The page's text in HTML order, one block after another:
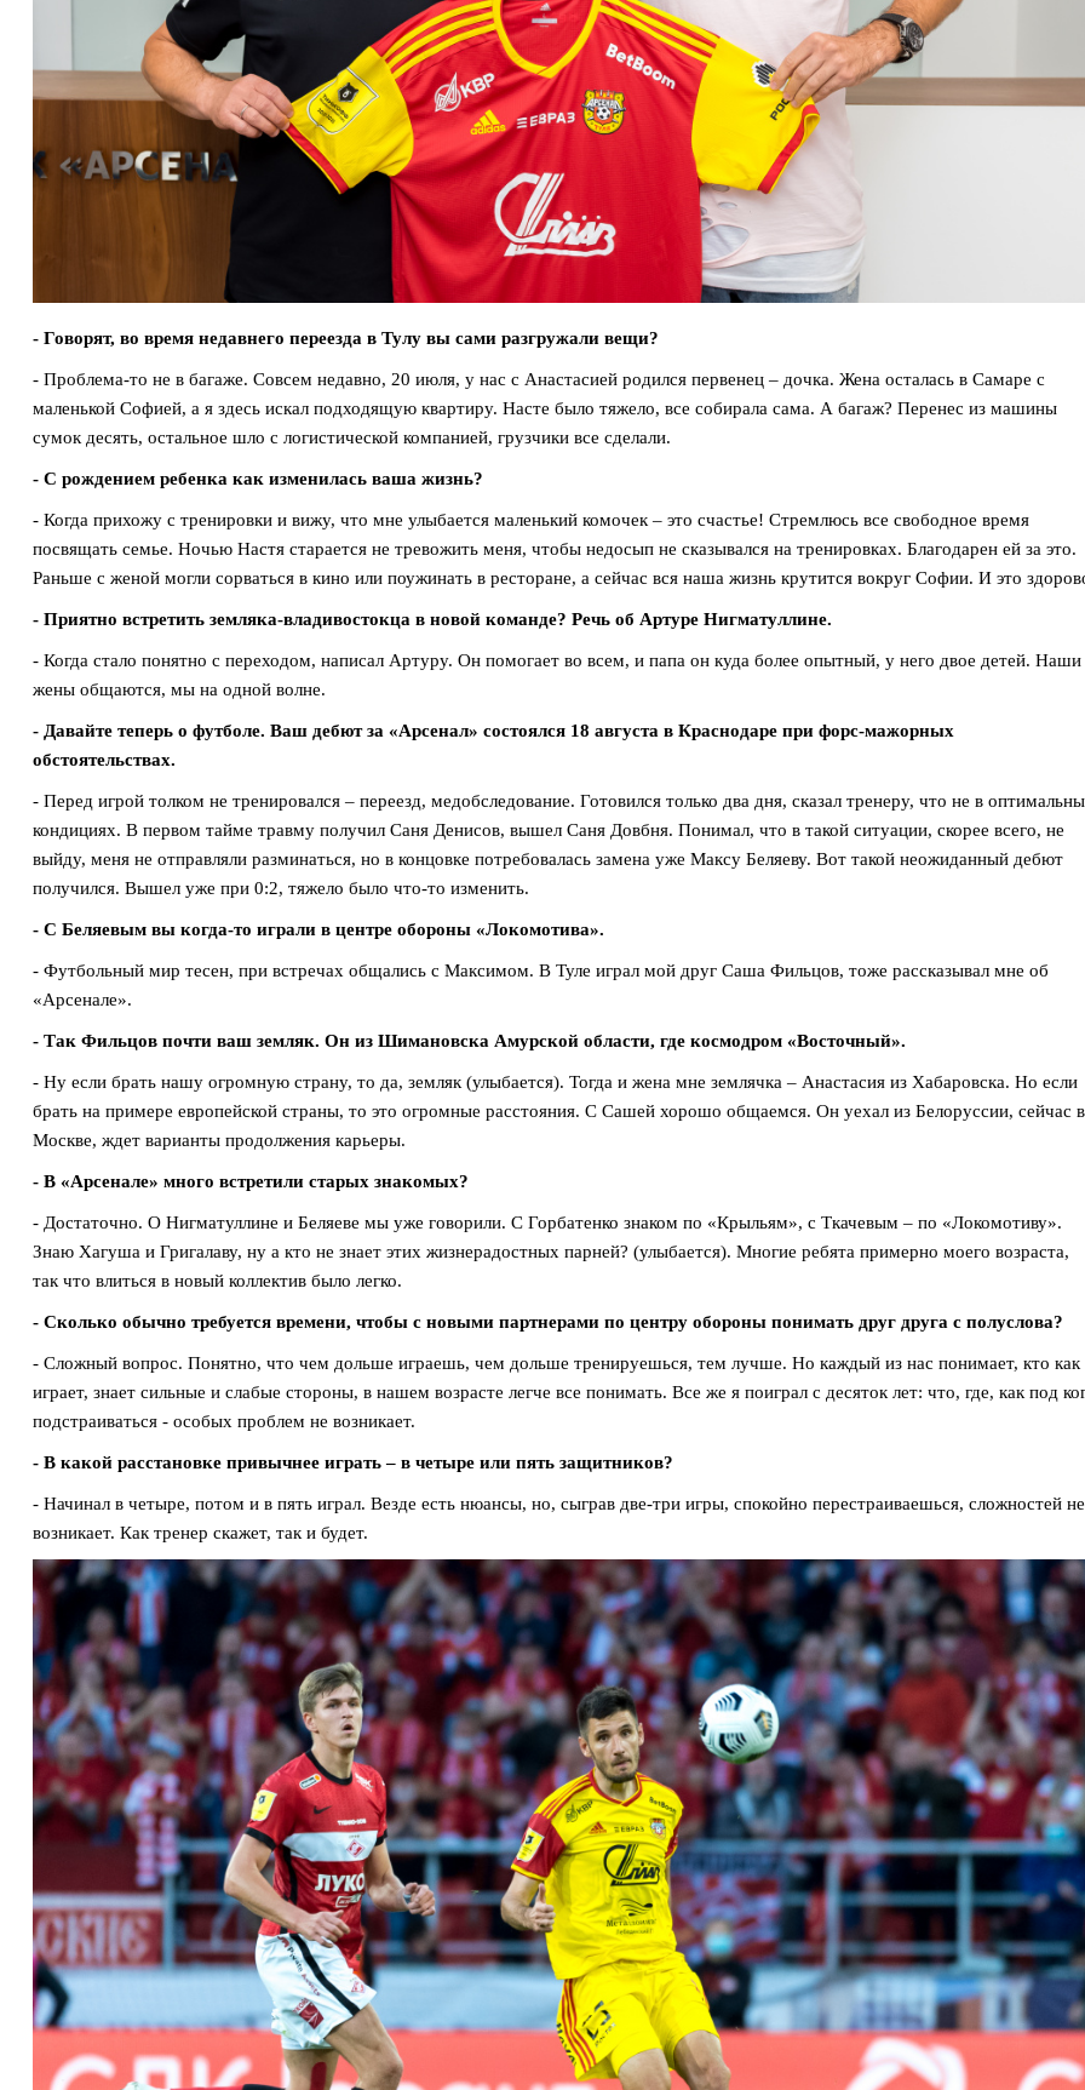
- Говорят, во время недавнего переезда в Тулу вы сами разгружали вещи?
- Проблема-то не в багаже. Совсем недавно, 20 июля, у нас с Анастасией родился первенец – дочка. Жена осталась в Самаре с
маленькой Софией, а я здесь искал подходящую квартиру. Насте было тяжело, все собирала сама. А багаж? Перенес из машины
сумок десять, остальное шло с логистической компанией, грузчики все сделали.
- С рождением ребенка как изменилась ваша жизнь?
- Когда прихожу с тренировки и вижу, что мне улыбается маленький комочек – это счастье! Стремлюсь все свободное время
посвящать семье. Ночью Настя старается не тревожить меня, чтобы недосып не сказывался на тренировках. Благодарен ей за это.
Раньше с женой могли сорваться в кино или поужинать в ресторане, а сейчас вся наша жизнь крутится вокруг Софии. И это
- Приятно встретить земляка-владивостокца в новой команде? Речь об Артуре Нигматуллине.
- Когда стало понятно с переходом, написал Артуру. Он помогает во всем, и папа он куда более опытный, у него двое детей. Наши
жены общаются, мы на одной волне.
- Давайте теперь о футболе. Ваш дебют за «Арсенал» состоялся 18 августа в Краснодаре при форс-мажорных
обстоятельствах.
- Перед игрой толком не тренировался – переезд, медобследование. Готовился только два дня, сказал тренеру, что не в
кондициях. В первом тайме травму получил Саня Денисов, вышел Саня Довбня. Понимал, что в такой ситуации, скорее всего, не
выйду, меня не отправляли разминаться, но в концовке потребовалась замена уже Максу Беляеву. Вот такой неожиданный дебют
получился. Вышел уже при 0:2, тяжело было что-то изменить.
- С Беляевым вы когда-то играли в центре обороны «Локомотива».
- Футбольный мир тесен, при встречах общались с Максимом. В Туле играл мой друг Саша Фильцов, тоже рассказывал мне об
«Арсенале».
- Так Фильцов почти ваш земляк. Он из Шимановска Амурской области, где космодром «Восточный».
- Ну если брать нашу огромную страну, то да, земляк (улыбается). Тогда и жена мне землячка – Анастасия из Хабаровска. Но если
брать на примере европейской страны, то это огромные расстояния. С Сашей хорошо общаемся. Он уехал из Белоруссии, сейчас в
Москве, ждет варианты продолжения карьеры.
- В «Арсенале» много встретили старых знакомых?
- Достаточно. О Нигматуллине и Беляеве мы уже говорили. С Горбатенко знаком по «Крыльям», с Ткачевым – по «Локомотиву».
Знаю Хагуша и Григалаву, ну а кто не знает этих жизнерадостных парней? (улыбается). Многие ребята примерно моего возраста,
так что влиться в новый коллектив было легко.
- Сколько обычно требуется времени, чтобы с новыми партнерами по центру обороны понимать друг друга с полуслова?
- Сложный вопрос. Понятно, что чем дольше играешь, чем дольше тренируешься, тем лучше. Но каждый из нас понимает, кто как
играет, знает сильные и слабые стороны, в нашем возрасте легче все понимать. Все же я поиграл с десяток лет: что, где, как под
подстраиваться - особых проблем не возникает.
- В какой расстановке привычнее играть – в четыре или пять защитников?
- Начинал в четыре, потом и в пять играл. Везде есть нюансы, но, сыграв две-три игры, спокойно перестраиваешься, сложностей не
возникает. Как тренер скажет, так и будет.